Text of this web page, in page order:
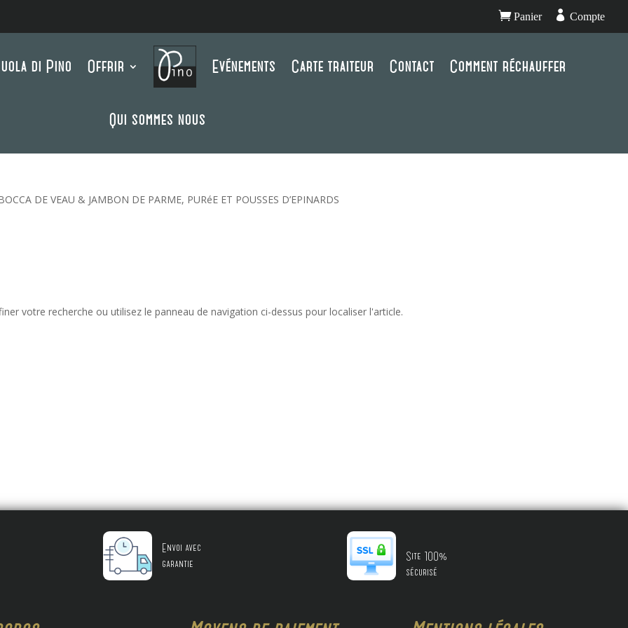
Panier  Compte
di Pino Offrir Evénements Carte traiteur Contact Comment réchauffer
Qui sommes nous
DE VEAU & JAMBON DE PARME, PURéE ET POUSSES D’EPINARDS
votre recherche ou utilisez le panneau de navigation ci-dessus pour localiser l'article.
Envoi avec
garantie
Site 100%
sécurisé